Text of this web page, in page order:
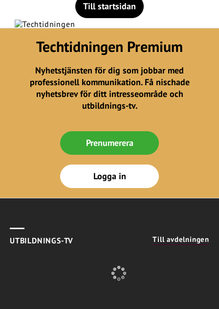
Till startsidan
Techtidningen Premium
Nyhetstjänsten för dig som jobbar med
professionell kommunikation. Få nischade
nyhetsbrev för ditt intresseområde och
utbildnings-tv.
Prenumerera
Logga in
UTBILDNINGS-TV Till avdelningen